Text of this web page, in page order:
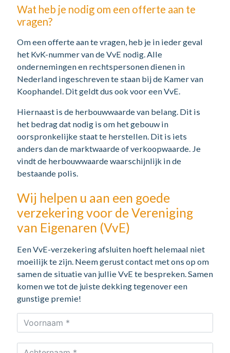
Wat heb je nodig om een offerte aan te
vragen?
Om een offerte aan te vragen, heb je in ieder geval
het KvK-nummer van de VvE nodig. Alle
ondernemingen en rechtspersonen dienen in
Nederland ingeschreven te staan bij de Kamer van
Koophandel. Dit geldt dus ook voor een VvE.
Hiernaast is de herbouwwaarde van belang. Dit is
het bedrag dat nodig is om het gebouw in
oorspronkelijke staat te herstellen. Dit is iets
anders dan de marktwaarde of verkoopwaarde. Je
vindt de herbouwwaarde waarschijnlijk in de
bestaande polis.
Wij helpen u aan een goede
verzekering voor de Vereniging
van Eigenaren (VvE)
Een VvE-verzekering afsluiten hoeft helemaal niet
moeilijk te zijn. Neem gerust contact met ons op om
samen de situatie van jullie VvE te bespreken. Samen
komen we tot de juiste dekking tegenover een
gunstige premie!